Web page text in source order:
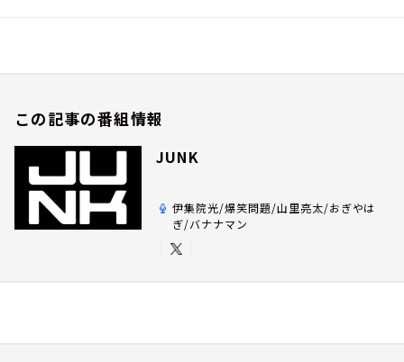
この記事の番組情報
JUNK
伊集院光/爆笑問題/山里亮太/おぎやは
ぎ/バナナマン